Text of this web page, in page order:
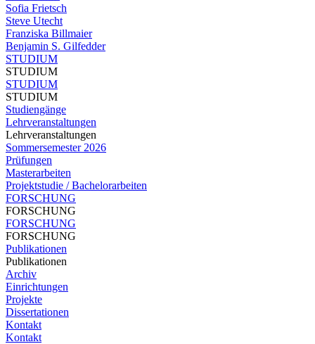
Sofia Frietsch
Steve Utecht
Franziska Billmaier
Benjamin S. Gilfedder
STUDIUM
STUDIUM
STUDIUM
STUDIUM
Studiengänge
Lehrveranstaltungen
Lehrveranstaltungen
Sommersemester 2026
Prüfungen
Masterarbeiten
Projektstudie / Bachelorarbeiten
FORSCHUNG
FORSCHUNG
FORSCHUNG
FORSCHUNG
Publikationen
Publikationen
Archiv
Einrichtungen
Projekte
Dissertationen
Kontakt
Kontakt